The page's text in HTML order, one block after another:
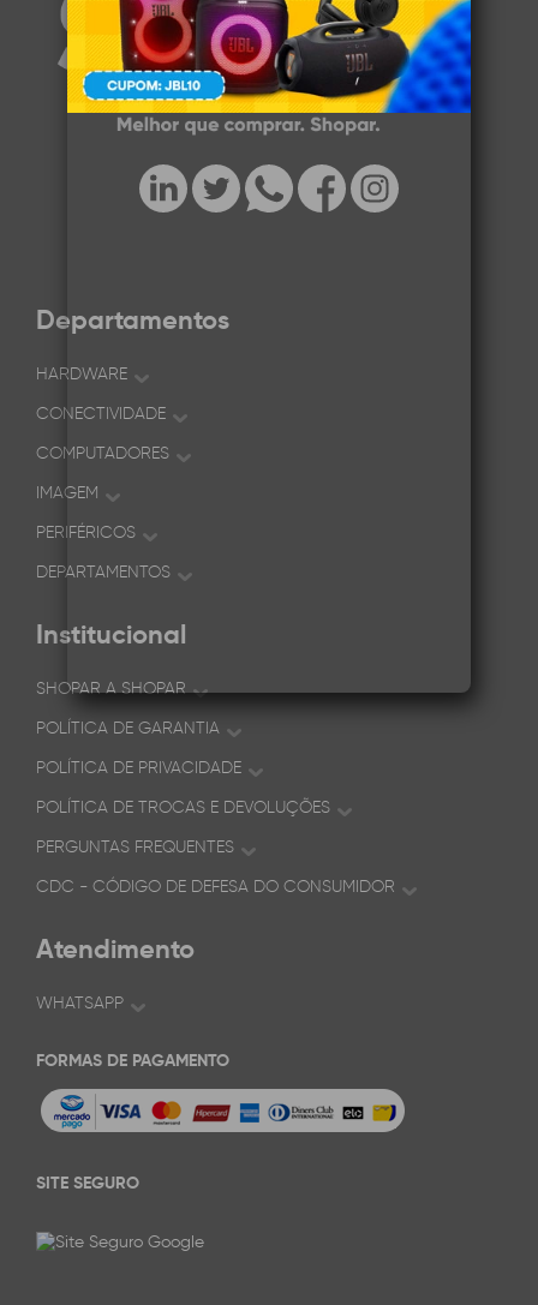
Departamentos
HARDWARE
CONECTIVIDADE
COMPUTADORES
IMAGEM
PERIFÉRICOS
DEPARTAMENTOS
Institucional
SHOPAR A SHOPAR
POLÍTICA DE GARANTIA
POLÍTICA DE PRIVACIDADE
POLÍTICA DE TROCAS E DEVOLUÇÕES
PERGUNTAS FREQUENTES
CDC - CÓDIGO DE DEFESA DO CONSUMIDOR
Atendimento
WHATSAPP
FORMAS DE PAGAMENTO
SITE SEGURO